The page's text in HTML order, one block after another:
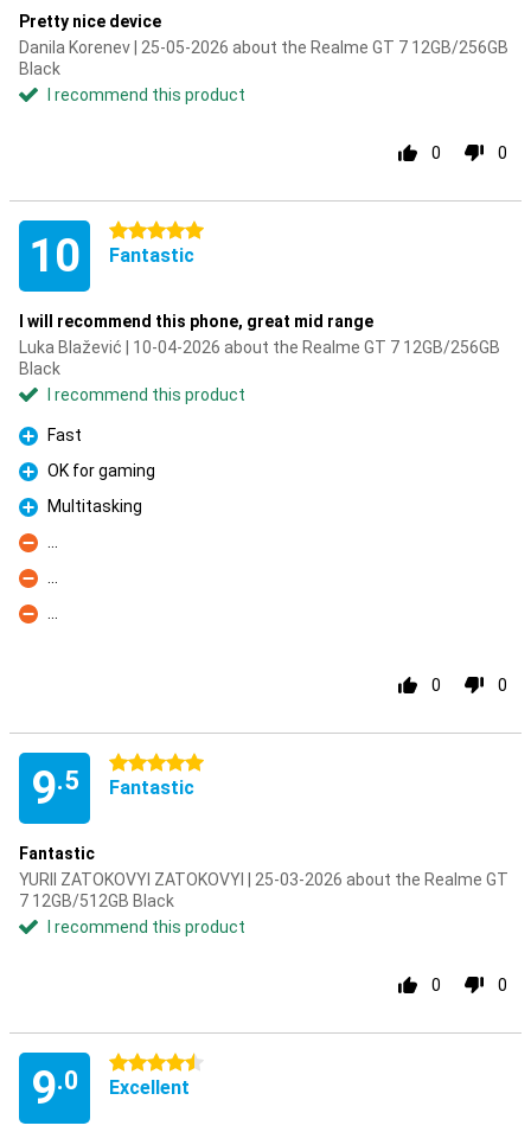
Pretty nice device
Danila Korenev | 25-05-2026 about the Realme GT 7 12GB/256GB
Black
I recommend this product
0 0
10 5 stars
Fantastic
I will recommend this phone, great mid range
Luka Blažević | 10-04-2026 about the Realme GT 7 12GB/256GB
Black
I recommend this product
Pro
Fast
Pro
OK for gaming
Pro
Multitasking
Con
Con
Con
0 0
9.5
5 stars
Fantastic
Fantastic
YURII ZATOKOVYI ZATOKOVYI | 25-03-2026 about the Realme GT
7 12GB/512GB Black
I recommend this product
0 0
9.0
4.5 stars
Excellent